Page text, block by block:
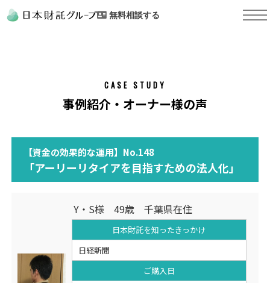
無料相談する
CASE STUDY
事例紹介・オーナー様の声
【資金の効果的な運用】No.148
「アーリーリタイアを目指すための法人化」
Y・S様 49歳 千葉県在住
日本財託を知ったきっかけ
日経新聞
ご購入日